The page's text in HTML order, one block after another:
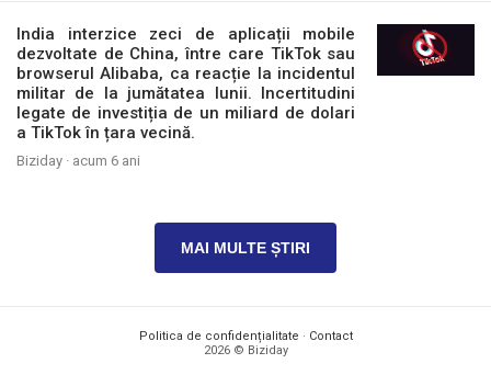
India interzice zeci de aplicații mobile
dezvoltate de China, între care TikTok sau
browserul Alibaba, ca reacție la incidentul
militar de la jumătatea lunii. Incertitudini
legate de investiția de un miliard de dolari
a TikTok în țara vecină.
Biziday · acum 6 ani
MAI MULTE ȘTIRI
Politica de confidențialitate · Contact
2026 © Biziday